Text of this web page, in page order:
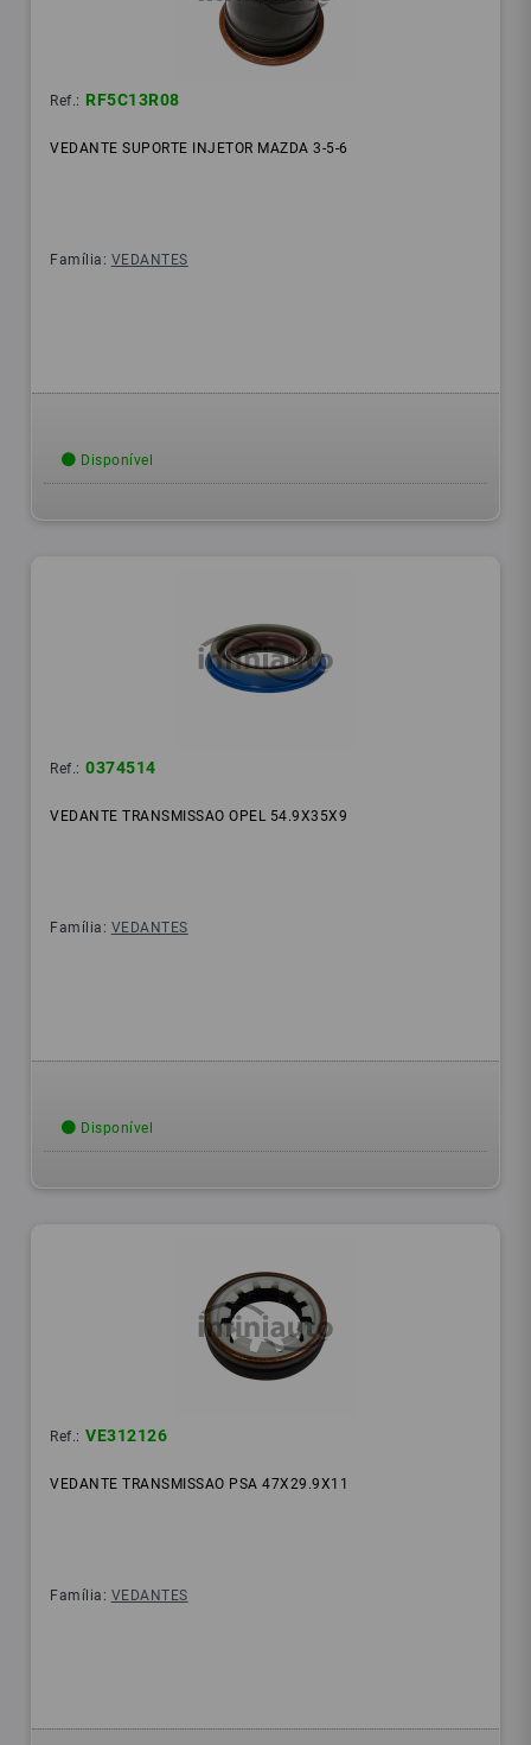
Ref.: RF5C13R08
VEDANTE SUPORTE INJETOR MAZDA 3-5-6
Família: VEDANTES
Disponível
Ref.: 0374514
VEDANTE TRANSMISSAO OPEL 54.9X35X9
Família: VEDANTES
Disponível
Ref.: VE312126
VEDANTE TRANSMISSAO PSA 47X29.9X11
Família: VEDANTES